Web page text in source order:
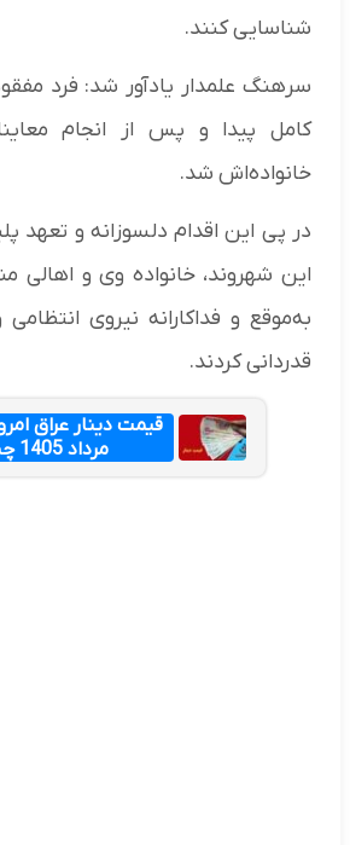
شناسایی کنند.
سرهنگ علمدار یادآور شد: فرد
کامل پیدا و پس از انجام
خانواده‌اش شد.
در پی این اقدام دلسوزانه و تعهد
این شهروند، خانواده وی و اهالی
به‌موقع و فداکارانه نیروی
قدردانی کردند.
مرداد 1405 چند؟